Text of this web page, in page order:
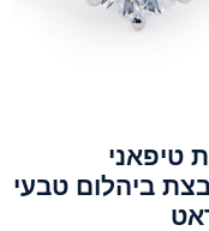
טיפאני
ביהלום טבעי